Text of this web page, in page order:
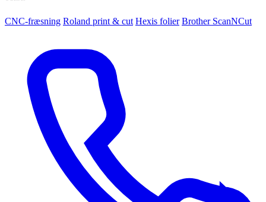
CNC-fræsning Roland print & cut Hexis folier Brother ScanNCut